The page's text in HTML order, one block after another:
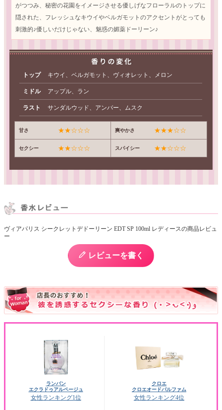
がつつみ、秘密の花園をイメージさせる優しげなフローラルのトップに
隠された、フレッシュなキウイやベルガモットのアクセントがとっても
刺激的♪優しいだけじゃない、魅惑の媚薬ドーリーン♪
トップ キウイ、ベルガモット、ヴィオレット、メロン
ミドル アップル、ラン
ラスト サンダルウッド、アンバー、ムスク
甘さ ★★☆☆☆ 爽やかさ ★★★☆☆
セクシー ★★☆☆☆ スパイシー ★★☆☆☆
ヴィアパリス シークレットデドーリーン EDT SP 100ml レディースの商品レビュ
ー
レビューを書く
ランバン
エクラドゥアルページュ
女性ランキング1位
クロエ
クロエオードパルファム
女性ランキング4位